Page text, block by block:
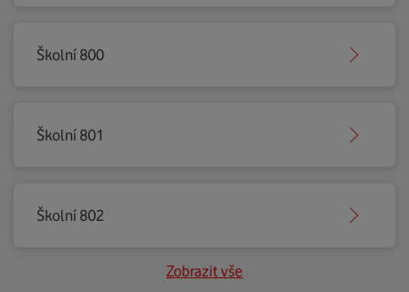
Školní 800
Školní 801
Školní 802
Zobrazit vše